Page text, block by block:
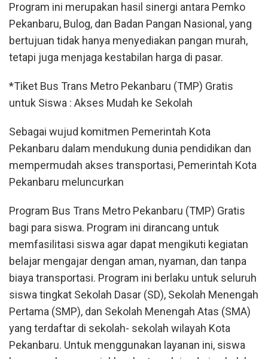
Program ini merupakan hasil sinergi antara Pemko
Pekanbaru, Bulog, dan Badan Pangan Nasional, yang
bertujuan tidak hanya menyediakan pangan murah,
tetapi juga menjaga kestabilan harga di pasar.
*Tiket Bus Trans Metro Pekanbaru (TMP) Gratis
untuk Siswa : Akses Mudah ke Sekolah
Sebagai wujud komitmen Pemerintah Kota
Pekanbaru dalam mendukung dunia pendidikan dan
mempermudah akses transportasi, Pemerintah Kota
Pekanbaru meluncurkan
Program Bus Trans Metro Pekanbaru (TMP) Gratis
bagi para siswa. Program ini dirancang untuk
memfasilitasi siswa agar dapat mengikuti kegiatan
belajar mengajar dengan aman, nyaman, dan tanpa
biaya transportasi. Program ini berlaku untuk seluruh
siswa tingkat Sekolah Dasar (SD), Sekolah Menengah
Pertama (SMP), dan Sekolah Menengah Atas (SMA)
yang terdaftar di sekolah- sekolah wilayah Kota
Pekanbaru. Untuk menggunakan layanan ini, siswa